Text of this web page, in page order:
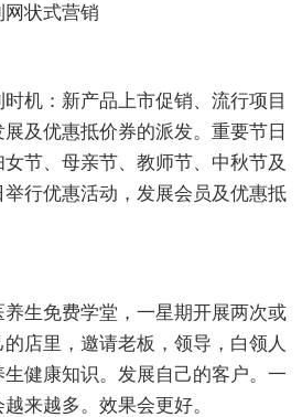
状式营销
机：新产品上市促销、流行项目
及优惠抵价券的派发。重要节日
节、母亲节、教师节、中秋节及
行优惠活动，发展会员及优惠抵
生免费学堂，一星期开展两次或
店里，邀请老板，领导，白领人
健康知识。发展自己的客户。一
来越多。效果会更好。